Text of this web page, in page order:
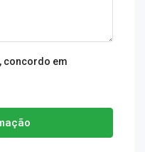
concordo em